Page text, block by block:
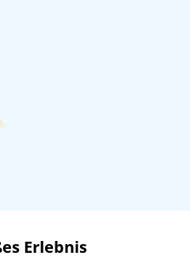
Erlebnis